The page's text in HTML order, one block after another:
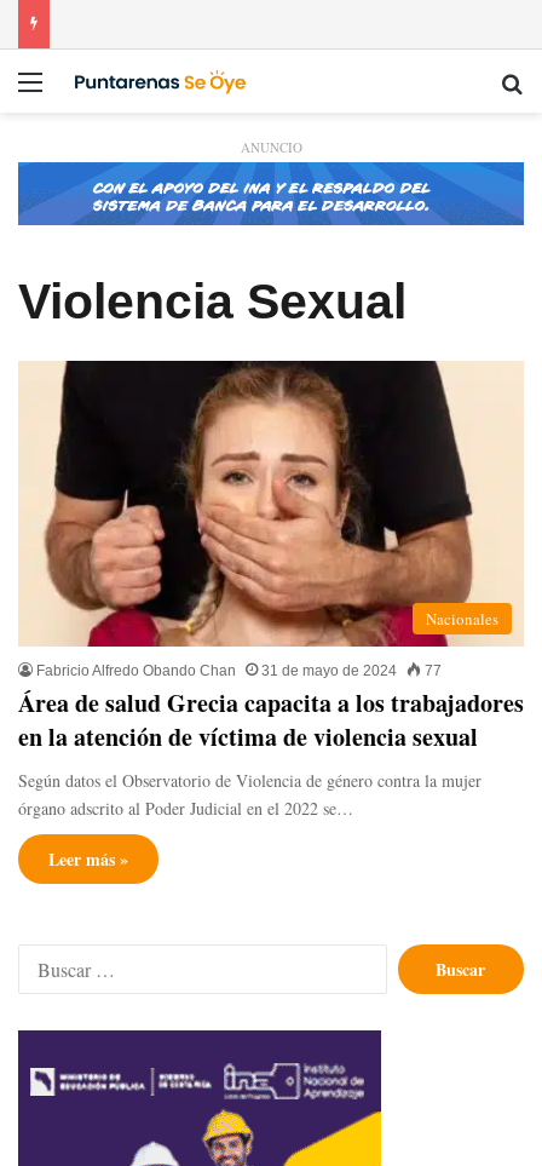
Menú
ANUNCIO
Violencia Sexual
Nacionales
Fabricio Alfredo Obando Chan 31 de mayo de 2024 77
Área de salud Grecia capacita a los trabajadores
en la atención de víctima de violencia sexual
Según datos el Observatorio de Violencia de género contra la mujer
órgano adscrito al Poder Judicial en el 2022 se…
Leer más »
Buscar: